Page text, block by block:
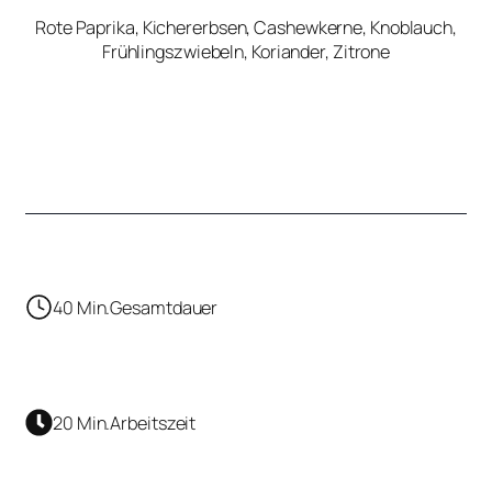
Rote Paprika, Kichererbsen, Cashewkerne, Knoblauch,
Frühlingszwiebeln, Koriander, Zitrone
40 Min.Gesamtdauer
20 Min.Arbeitszeit